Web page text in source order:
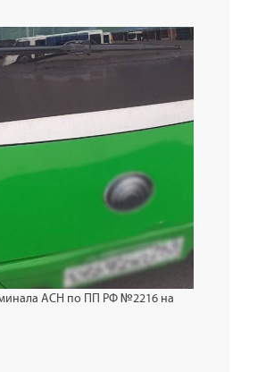
АСН по ПП РФ №2216 на